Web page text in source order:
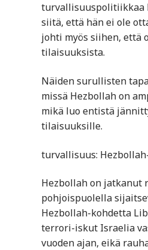
turvallisuuspolitiikkaa
siitä, että hän ei ole
johti myös siihen,
tilaisuuksista.
Näiden surullisten
missä Hezbollah on
mikä luo entistä
tilaisuuksille.
turvallisuus:
Hezbollah on jatkanut
pohjoispuolella
Hezbollah-kohdetta
terrori-iskut Israelia
vuoden ajan, eikä